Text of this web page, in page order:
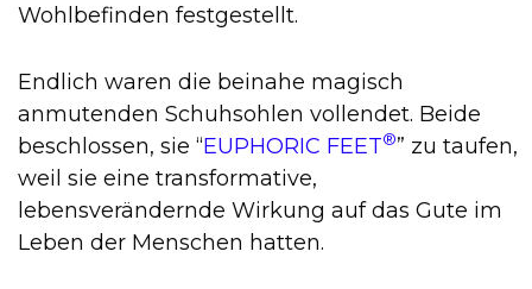
Wohlbefinden festgestellt.
Endlich waren die beinahe magisch
anmutenden Schuhsohlen vollendet. Beide
beschlossen, sie “EUPHORIC FEET®” zu taufen,
weil sie eine transformative,
lebensverändernde Wirkung auf das Gute im
Leben der Menschen hatten.